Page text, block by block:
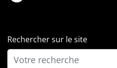
Rechercher sur le site